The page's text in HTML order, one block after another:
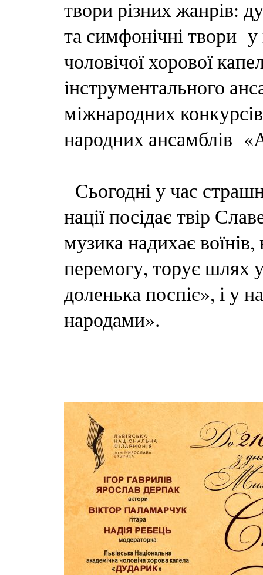
твори різних жанрів:
та симфонічні твори у
чоловічої хорової
інструментального
міжнародних
народних ансамблів
Сьогодні у час
нації посідає твір
музика надихає
перемогу, торує шлях
доленька поспіє», і у
народами».